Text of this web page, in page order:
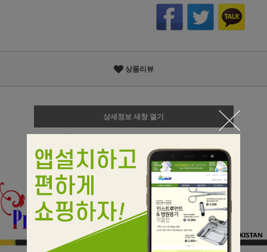
상품리뷰
상세정보 새창 열기
상세 정보를 확대해 보실 수 있습니다.